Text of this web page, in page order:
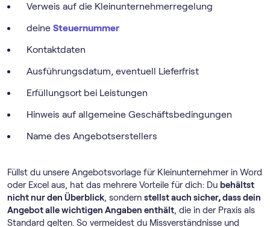
Verweis auf die Klein­unternehmer­regelung
deine Steuernummer
Kontaktdaten
Ausführungsdatum, eventuell Lieferfrist
Erfüllungsort bei Leistungen
Hinweis auf allgemeine Geschäftsbedingungen
Name des Angebotserstellers
Füllst du unsere Angebotsvorlage für Kleinunternehmer in Word
oder Excel aus, hat das mehrere Vorteile für dich: Du behältst
nicht nur den Überblick, sondern stellst auch sicher, dass dein
Angebot alle wichtigen Angaben enthält, die in der Praxis als
Standard gelten. So vermeidest du Missverständnisse und